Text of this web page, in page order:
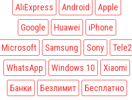
AliExpress Android
Apple
Google
Huawei
iPhone
Microsoft
Samsung Sony
Tele2
WhatsApp
Windows 10
Xiaomi
Банки
Безлимит
Бесплатно